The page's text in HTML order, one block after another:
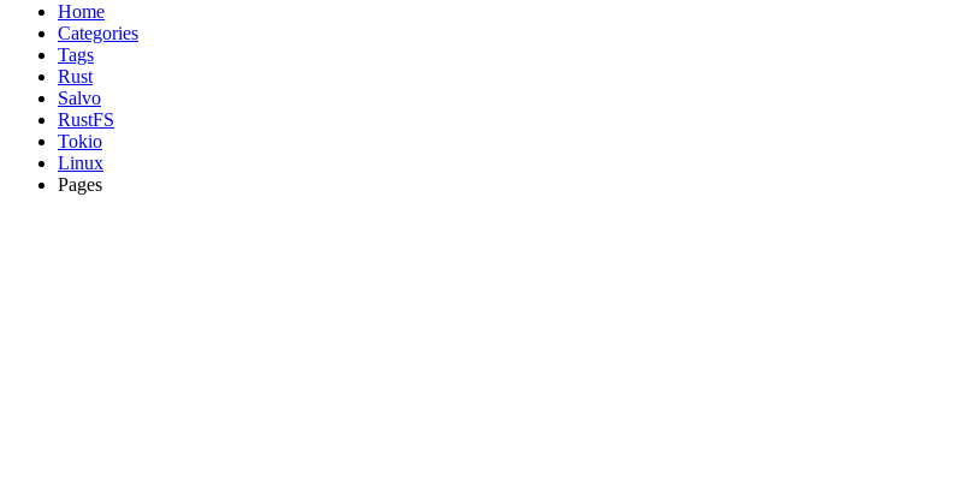
Home
Categories
Tags
Rust
Salvo
RustFS
Tokio
Linux
Pages